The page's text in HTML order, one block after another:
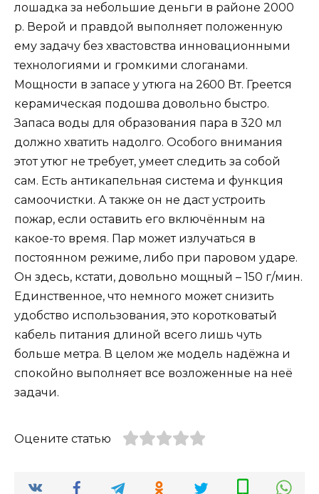
лошадка за небольшие деньги в районе 2000
р. Верой и правдой выполняет положенную
ему задачу без хвастовства инновационными
технологиями и громкими слоганами.
Мощности в запасе у утюга на 2600 Вт. Греется
керамическая подошва довольно быстро.
Запаса воды для образования пара в 320 мл
должно хватить надолго. Особого внимания
этот утюг не требует, умеет следить за собой
сам. Есть антикапельная система и функция
самоочистки. А также он не даст устроить
пожар, если оставить его включённым на
какое-то время. Пар может излучаться в
постоянном режиме, либо при паровом ударе.
Он здесь, кстати, довольно мощный – 150 г/мин.
Единственное, что немного может снизить
удобство использования, это коротковатый
кабель питания длиной всего лишь чуть
больше метра. В целом же модель надёжна и
спокойно выполняет все возложенные на неё
задачи.
Оцените статью